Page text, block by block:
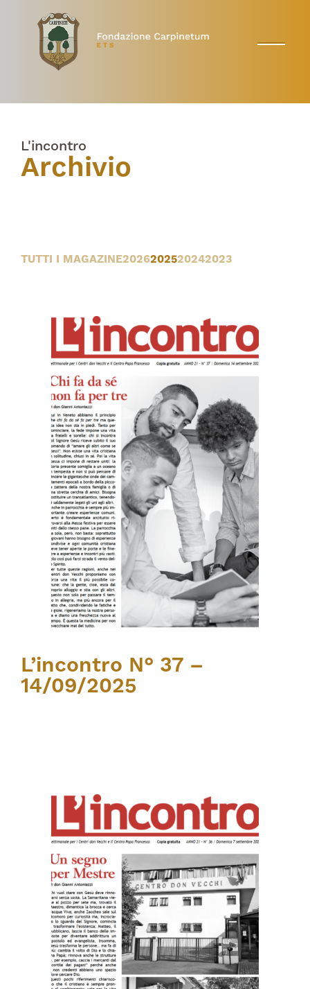
L'incontro
Archivio
TUTTI I MAGAZINE2026202520242023
L’incontro N° 37 –
14/09/2025